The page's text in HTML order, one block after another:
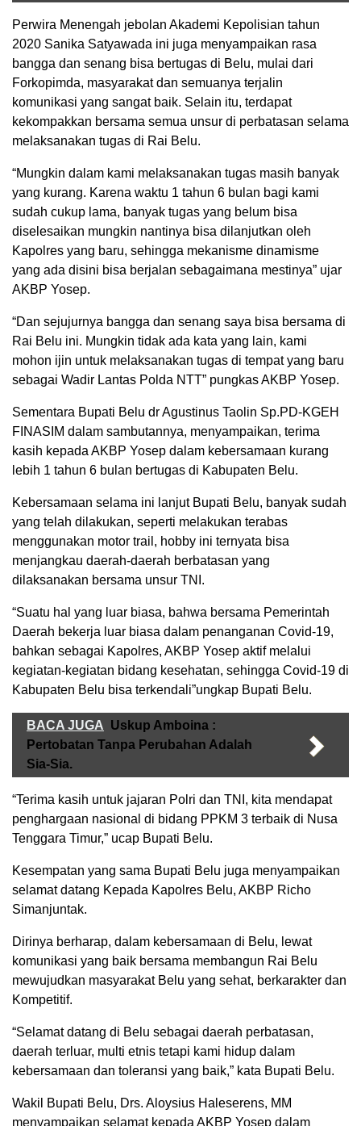
Perwira Menengah jebolan Akademi Kepolisian tahun
2020 Sanika Satyawada ini juga menyampaikan rasa
bangga dan senang bisa bertugas di Belu, mulai dari
Forkopimda, masyarakat dan semuanya terjalin
komunikasi yang sangat baik. Selain itu, terdapat
kekompakkan bersama semua unsur di perbatasan selama
melaksanakan tugas di Rai Belu.
“Mungkin dalam kami melaksanakan tugas masih banyak
yang kurang. Karena waktu 1 tahun 6 bulan bagi kami
sudah cukup lama, banyak tugas yang belum bisa
diselesaikan mungkin nantinya bisa dilanjutkan oleh
Kapolres yang baru, sehingga mekanisme dinamisme
yang ada disini bisa berjalan sebagaimana mestinya” ujar
AKBP Yosep.
“Dan sejujurnya bangga dan senang saya bisa bersama di
Rai Belu ini. Mungkin tidak ada kata yang lain, kami
mohon ijin untuk melaksanakan tugas di tempat yang baru
sebagai Wadir Lantas Polda NTT” pungkas AKBP Yosep.
Sementara Bupati Belu dr Agustinus Taolin Sp.PD-KGEH
FINASIM dalam sambutannya, menyampaikan, terima
kasih kepada AKBP Yosep dalam kebersamaan kurang
lebih 1 tahun 6 bulan bertugas di Kabupaten Belu.
Kebersamaan selama ini lanjut Bupati Belu, banyak sudah
yang telah dilakukan, seperti melakukan terabas
menggunakan motor trail, hobby ini ternyata bisa
menjangkau daerah-daerah berbatasan yang
dilaksanakan bersama unsur TNI.
“Suatu hal yang luar biasa, bahwa bersama Pemerintah
Daerah bekerja luar biasa dalam penanganan Covid-19,
bahkan sebagai Kapolres, AKBP Yosep aktif melalui
kegiatan-kegiatan bidang kesehatan, sehingga Covid-19 di
Kabupaten Belu bisa terkendali”ungkap Bupati Belu.
BACA JUGA Uskup Amboina :
Pertobatan Tanpa Perubahan Adalah
Sia-Sia.
“Terima kasih untuk jajaran Polri dan TNI, kita mendapat
penghargaan nasional di bidang PPKM 3 terbaik di Nusa
Tenggara Timur,” ucap Bupati Belu.
Kesempatan yang sama Bupati Belu juga menyampaikan
selamat datang Kepada Kapolres Belu, AKBP Richo
Simanjuntak.
Dirinya berharap, dalam kebersamaan di Belu, lewat
komunikasi yang baik bersama membangun Rai Belu
mewujudkan masyarakat Belu yang sehat, berkarakter dan
Kompetitif.
“Selamat datang di Belu sebagai daerah perbatasan,
daerah terluar, multi etnis tetapi kami hidup dalam
kebersamaan dan toleransi yang baik,” kata Bupati Belu.
Wakil Bupati Belu, Drs. Aloysius Haleserens, MM
menyampaikan selamat kepada AKBP Yosep dalam